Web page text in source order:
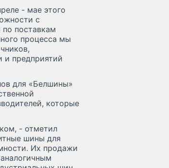
- мае этого
с
поставкам
процесса мы
и предприятий
для «Белшины»
которые
- отметил
шины для
Их продажи